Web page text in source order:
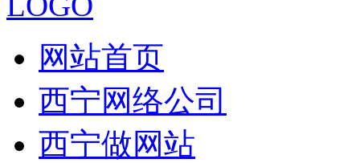
网站首页
西宁网络公司
西宁做网站